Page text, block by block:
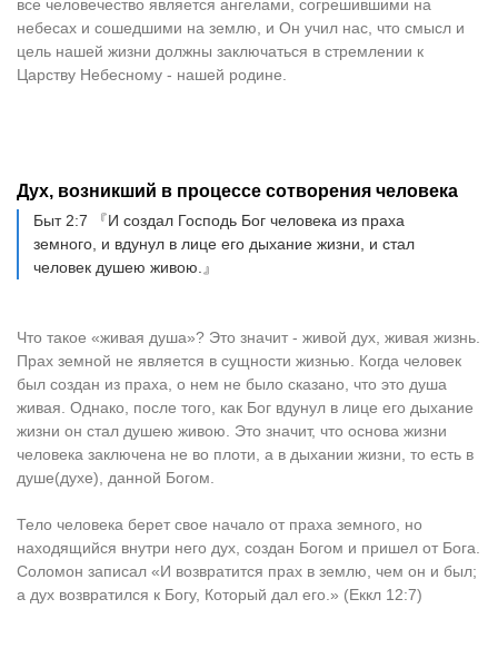
все человечество является ангелами, согрешившими на
небесах и сошедшими на землю, и Он учил нас, что смысл и
цель нашей жизни должны заключаться в стремлении к
Царству Небесному - нашей родине.
Дух, возникший в процессе сотворения человека
Быт 2:7 『И создал Господь Бог человека из праха
земного, и вдунул в лице его дыхание жизни, и стал
человек душею живою.』
Что такое «живая душа»? Это значит - живой дух, живая жизнь.
Прах земной не является в сущности жизнью. Когда человек
был создан из праха, о нем не было сказано, что это душа
живая. Однако, после того, как Бог вдунул в лице его дыхание
жизни он стал душею живою. Это значит, что основа жизни
человека заключена не во плоти, а в дыхании жизни, то есть в
душе(духе), данной Богом.
Тело человека берет свое начало от праха земного, но
находящийся внутри него дух, создан Богом и пришел от Бога.
Соломон записал «И возвратится прах в землю, чем он и был;
а дух возвратился к Богу, Который дал его.» (Еккл 12:7)